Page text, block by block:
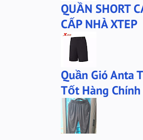
QUẦN SHORT
CẤP NHÀ XTEP
Quần Gió Anta
Tốt Hàng